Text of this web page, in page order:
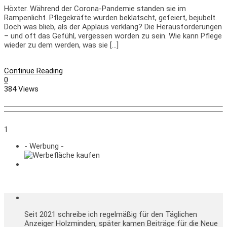
Höxter. Während der Corona-Pandemie standen sie im
Rampenlicht. Pflegekräfte wurden beklatscht, gefeiert, bejubelt.
Doch was blieb, als der Applaus verklang? Die Herausforderungen
– und oft das Gefühl, vergessen worden zu sein. Wie kann Pflege
wieder zu dem werden, was sie […]
Continue Reading
0
384 Views
1
- Werbung -
Seit 2021 schreibe ich regelmäßig für den Täglichen
Anzeiger Holzminden, später kamen Beiträge für die Neue